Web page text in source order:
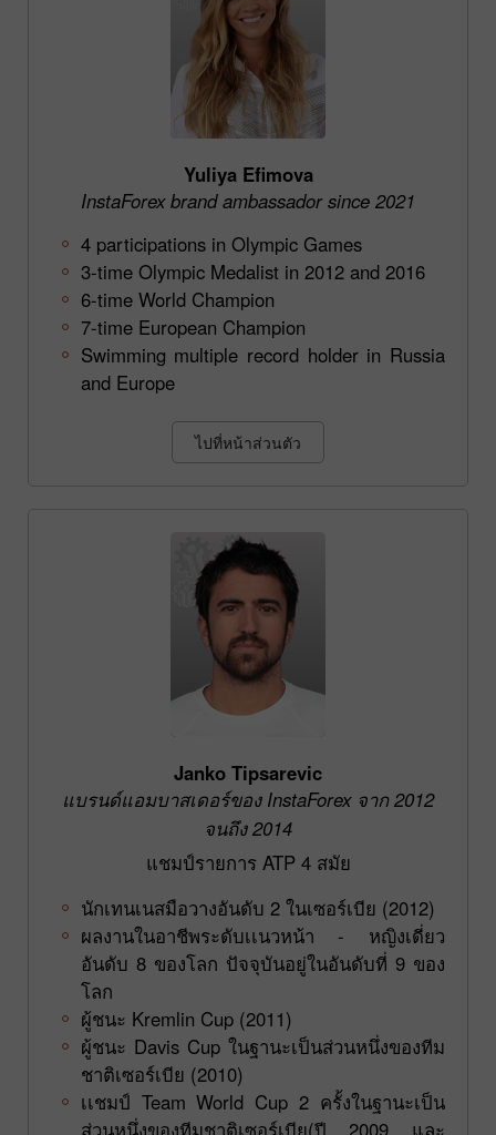
Yuliya Efimova
InstaForex brand ambassador since 2021
4 participations in Olympic Games
3-time Olympic Medalist in 2012 and 2016
6-time World Champion
7-time European Champion
Swimming multiple record holder in Russia
and Europe
ไปที่หน้าส่วนตัว
Janko Tipsarevic
แบรนด์แอมบาสเดอร์ของ InstaForex จาก 2012
จนถึง 2014
แชมป์รายการ ATP 4 สมัย
นักเทนเนสมือวางอันดับ 2 ในเซอร์เบีย (2012)
ผลงานในอาชีพระดับเเนวหน้า - หญิงเดี่ยว
อันดับ 8 ของโลก ปัจจุบันอยู่ในอันดับที่ 9 ของ
โลก
ผู้ชนะ Kremlin Cup (2011)
ผู้ชนะ Davis Cup ในฐานะเป็นส่วนหนึ่งของทีม
ชาติเซอร์เบีย (2010)
เเชมป์ Team World Cup 2 ครั้งในฐานะเป็น
ส่วนหนึ่งของทีมชาติเซอร์เบีย(ปี 2009 และ